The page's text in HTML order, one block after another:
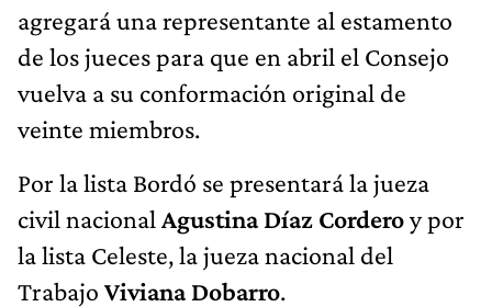
agregará una representante al estamento
de los jueces para que en abril el Consejo
vuelva a su conformación original de
veinte miembros.
Por la lista Bordó se presentará la jueza
civil nacional Agustina Díaz Corderoy por
la lista Celeste, la jueza nacional del
Trabajo Viviana Dobarro.